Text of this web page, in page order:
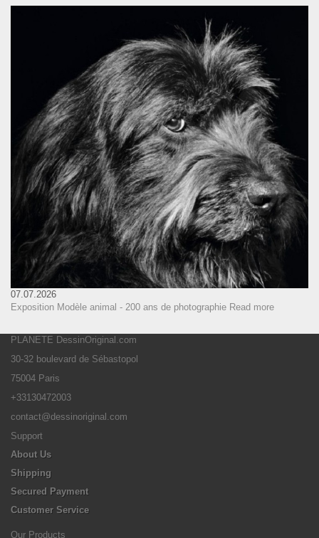
07.07.2026
Exposition Modèle animal - 200 ans de photographie Read more
PLANETE DessinOriginal.com
30-32 boulevard de Sébastopol
75004 Paris
+33130472003
contact@dessinoriginal.com
Support
About Us
Shipping
Secured Payment
Customer Service
Our Products